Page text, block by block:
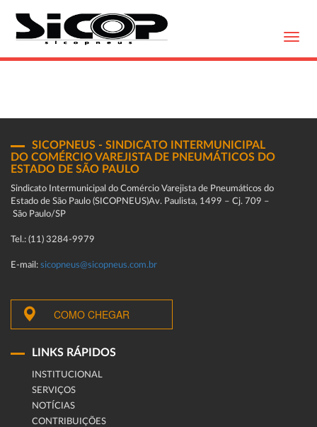
SICOPNEUS - SINDICATO INTERMUNICIPAL
DO COMÉRCIO VAREJISTA DE PNEUMÁTICOS DO
ESTADO DE SÃO PAULO
Sindicato Intermunicipal do Comércio Varejista de Pneumáticos do
Estado de São Paulo (SICOPNEUS)Av. Paulista, 1499 – Cj. 709 –
São Paulo/SP
Tel.: (11) 3284-9979
E-mail: sicopneus@sicopneus.com.br
COMO CHEGAR
LINKS RÁPIDOS
INSTITUCIONAL
SERVIÇOS
NOTÍCIAS
CONTRIBUIÇÕES